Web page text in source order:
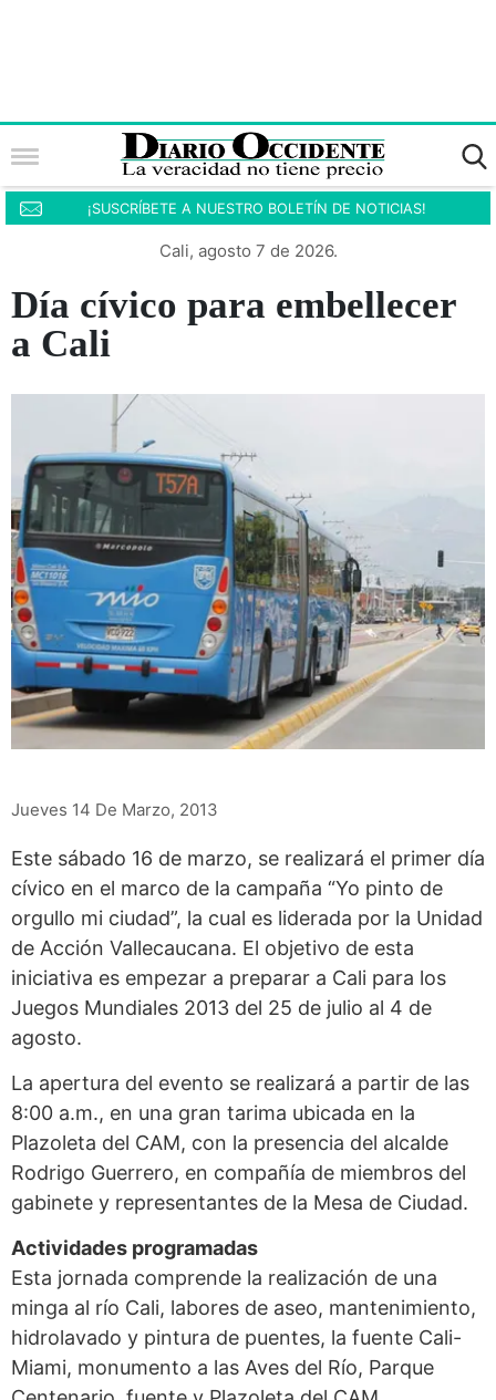
¡SUSCRÍBETE A NUESTRO BOLETÍN DE NOTICIAS!
Cali, agosto 7 de 2026.
Día cívico para embellecer
a Cali
Jueves 14 De Marzo, 2013
Este sábado 16 de marzo, se realizará el primer día
cívico en el marco de la campaña “Yo pinto de
orgullo mi ciudad”, la cual es liderada por la Unidad
de Acción Vallecaucana. El objetivo de esta
iniciativa es empezar a preparar a Cali para los
Juegos Mundiales 2013 del 25 de julio al 4 de
agosto.
La apertura del evento se realizará a partir de las
8:00 a.m., en una gran tarima ubicada en la
Plazoleta del CAM, con la presencia del alcalde
Rodrigo Guerrero, en compañía de miembros del
gabinete y representantes de la Mesa de Ciudad.
Actividades programadas
Esta jornada comprende la realización de una
minga al río Cali, labores de aseo, mantenimiento,
hidrolavado y pintura de puentes, la fuente Cali-
Miami, monumento a las Aves del Río, Parque